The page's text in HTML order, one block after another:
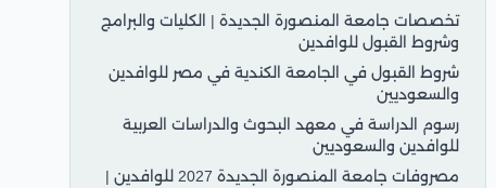
تخصصات جامعة المنصورة الجديدة | الكليات والبرامج
وشروط القبول للوافدين
شروط القبول في الجامعة الكندية في مصر للوافدين
والسعوديين
رسوم الدراسة في معهد البحوث والدراسات العربية
للوافدين والسعوديين
مصروفات جامعة المنصورة الجديدة 2027 للوافدين |